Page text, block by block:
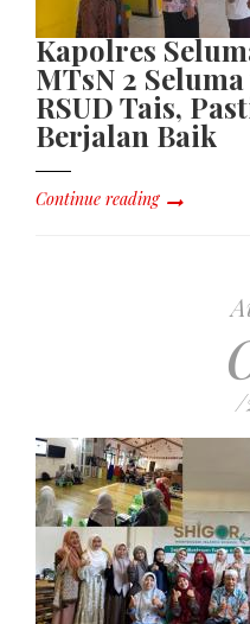
Kapolres
MTsN 2
RSUD Tais,
Berjalan Baik
Continue reading
/